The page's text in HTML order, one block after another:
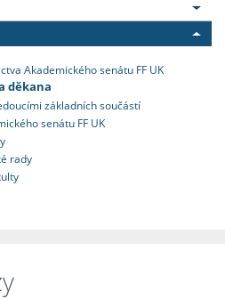
Akademického senátu FF UK
děkana
základních součástí
senátu FF UK
rady